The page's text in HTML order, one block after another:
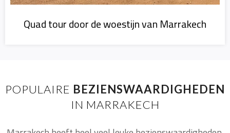
Quad tour door de woestijn van Marrakech
POPULAIRE BEZIENSWAARDIGHEDEN
IN MARRAKECH